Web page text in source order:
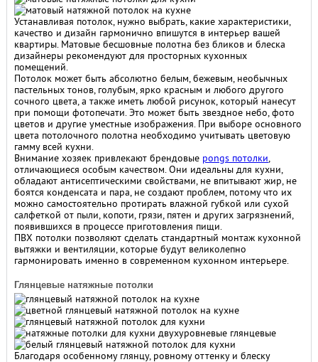
Устанавливая потолок, нужно выбрать, какие характеристики,
качество и дизайн гармонично впишутся в интерьер вашей
квартиры. Матовые бесшовные полотна без бликов и блеска
дизайнеры рекомендуют для просторных кухонных
помещений.
Потолок может быть абсолютно белым, бежевым, необычных
пастельных тонов, голубым, ярко красным и любого другого
сочного цвета, а также иметь любой рисунок, который нанесут
при помощи фотопечати. Это может быть звездное небо, фото
цветов и другие уместные изображения. При выборе основного
цвета потолочного полотна необходимо учитывать цветовую
гамму всей кухни.
Внимание хозяек привлекают брендовые pongs потолки,
отличающиеся особым качеством. Они идеальны для кухни,
обладают антисептическими свойствами, не впитывают жир, не
боятся конденсата и пара, не создают проблем, потому что их
можно самостоятельно протирать влажной губкой или сухой
салфеткой от пыли, копоти, грязи, пятен и других загрязнений,
появившихся в процессе приготовления пищи.
ПВХ потолки позволяют сделать стандартный монтаж кухонной
вытяжки и вентиляции, которые будут великолепно
гармонировать именно в современном кухонном интерьере.
Глянцевые натяжные потолки
Благодаря особенному глянцу, ровному оттенку и блеску